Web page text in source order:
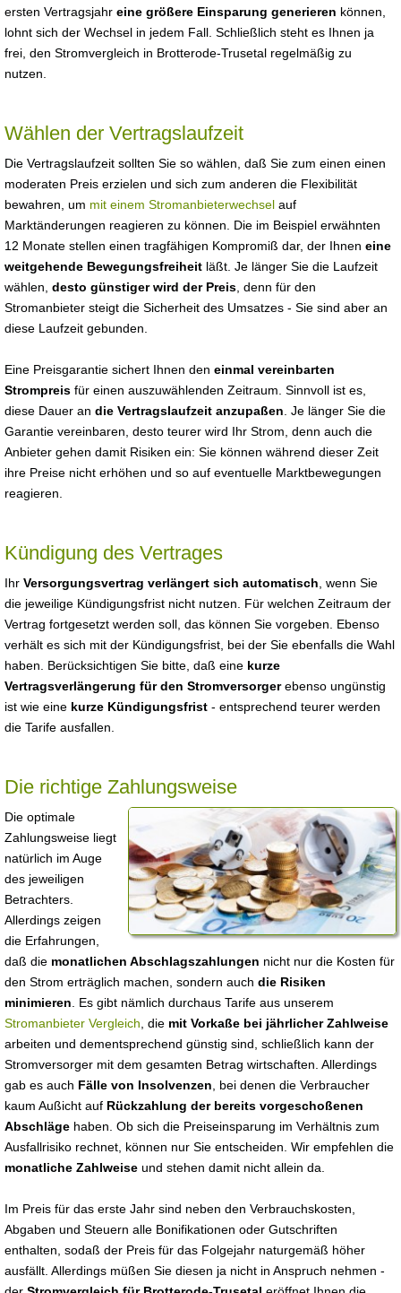
ersten Vertragsjahr eine größere Einsparung generieren können,
lohnt sich der Wechsel in jedem Fall. Schließlich steht es Ihnen ja
frei, den Stromvergleich in Brotterode-Trusetal regelmäßig zu
nutzen.
Wählen der Vertragslaufzeit
Die Vertragslaufzeit sollten Sie so wählen, daß Sie zum einen einen
moderaten Preis erzielen und sich zum anderen die Flexibilität
bewahren, um mit einem Stromanbieterwechsel auf
Marktänderungen reagieren zu können. Die im Beispiel erwähnten
12 Monate stellen einen tragfähigen Kompromiß dar, der Ihnen eine
weitgehende Bewegungsfreiheit läßt. Je länger Sie die Laufzeit
wählen, desto günstiger wird der Preis , denn für den
Stromanbieter steigt die Sicherheit des Umsatzes - Sie sind aber an
diese Laufzeit gebunden.
Eine Preisgarantie sichert Ihnen den einmal vereinbarten
Strompreis für einen auszuwählenden Zeitraum. Sinnvoll ist es,
diese Dauer an die Vertragslaufzeit anzupaßen . Je länger Sie die
Garantie vereinbaren, desto teurer wird Ihr Strom, denn auch die
Anbieter gehen damit Risiken ein: Sie können während dieser Zeit
ihre Preise nicht erhöhen und so auf eventuelle Marktbewegungen
reagieren.
Kündigung des Vertrages
Ihr Versorgungsvertrag verlängert sich automatisch , wenn Sie
die jeweilige Kündigungsfrist nicht nutzen. Für welchen Zeitraum der
Vertrag fortgesetzt werden soll, das können Sie vorgeben. Ebenso
verhält es sich mit der Kündigungsfrist, bei der Sie ebenfalls die Wahl
haben. Berücksichtigen Sie bitte, daß eine kurze
Vertragsverlängerung für den Stromversorgerebenso ungünstig
ist wie eine kurze Kündigungsfrist - entsprechend teurer werden
die Tarife ausfallen.
Die richtige Zahlungsweise
Die optimale
Zahlungsweise liegt
natürlich im Auge
des jeweiligen
Betrachters.
Allerdings zeigen
die Erfahrungen,
daß die monatlichen Abschlagszahlungen nicht nur die Kosten für
den Strom erträglich machen, sondern auch die Risiken
minimieren . Es gibt nämlich durchaus Tarife aus unserem
Stromanbieter Vergleich , die mit Vorkaße bei jährlicher Zahlweise
arbeiten und dementsprechend günstig sind, schließlich kann der
Stromversorger mit dem gesamten Betrag wirtschaften. Allerdings
gab es auch Fälle von Insolvenzen , bei denen die Verbraucher
kaum Außicht auf Rückzahlung der bereits vorgeschoßenen
Abschläge haben. Ob sich die Preiseinsparung im Verhältnis zum
Ausfallrisiko rechnet, können nur Sie entscheiden. Wir empfehlen die
monatliche Zahlweise und stehen damit nicht allein da.
Im Preis für das erste Jahr sind neben den Verbrauchskosten,
Abgaben und Steuern alle Bonifikationen oder Gutschriften
enthalten, sodaß der Preis für das Folgejahr naturgemäß höher
ausfällt. Allerdings müßen Sie diesen ja nicht in Anspruch nehmen -